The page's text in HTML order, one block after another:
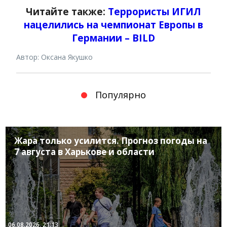
Читайте также: Террористы ИГИЛ
нацелились на чемпионат Европы в
Германии – BILD
Автор: Оксана Якушко
Популярно
Жара только усилится. Прогноз погоды на
7 августа в Харькове и области
06.08.2026, 21:13